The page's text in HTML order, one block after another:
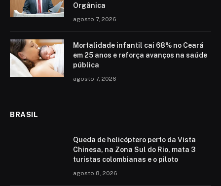
Orgânica
agosto 7, 2026
Mortalidade infantil cai 68% no Ceará
em 25 anos e reforça avanços na saúde
pública
agosto 7, 2026
BRASIL
Queda de helicóptero perto da Vista
Chinesa, na Zona Sul do Rio, mata 3
turistas colombianas e o piloto
agosto 8, 2026